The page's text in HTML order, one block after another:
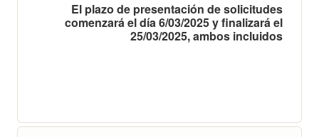
El plazo de presentación de solicitudes
comenzará el día 6/03/2025 y finalizará el
25/03/2025, ambos incluidos